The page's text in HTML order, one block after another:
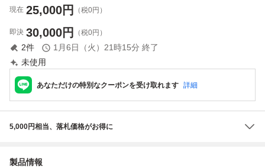
現在 25,000円 （税0円）
即決 30,000円 （税0円）
2件 1月6日（火）21時15分 終了
未使用
あなただけの特別なクーポンを受け取れます 詳細
5,000円相当、落札価格がお得に
製品情報